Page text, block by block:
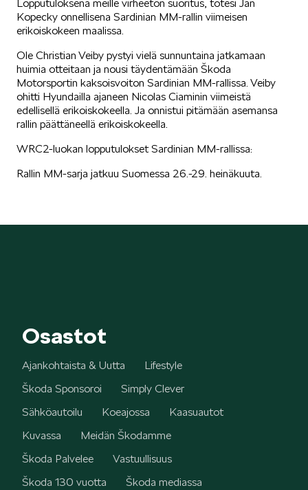
KLASSIKOT
RALLI
Mallit
OCTAVIA
Lopputuloksena meille virheetön suoritus, totesi Jan
Kopecky onnellisena Sardinian MM-rallin viimeisen
erikoiskokeen maalissa.
Ole Christian Veiby pystyi vielä sunnuntaina jatkamaan
huimia otteitaan ja nousi täydentämään Škoda
Motorsportin kaksoisvoiton Sardinian MM-rallissa. Veiby
ohitti Hyundailla ajaneen Nicolas Ciaminin viimeistä
edellisellä erikoiskokeella. Ja onnistui pitämään asemansa
rallin päättäneellä erikoiskokeella.
WRC2-luokan lopputulokset Sardinian MM-rallissa:
Rallin MM-sarja jatkuu Suomessa 26.-29. heinäkuuta.
Osastot
Ajankohtaista & Uutta
Lifestyle
Škoda Sponsoroi
Simply Clever
Sähköautoilu
Koeajossa
Kaasuautot
Kuvassa
Meidän Škodamme
Škoda Palvelee
Vastuullisuus
Škoda 130 vuotta
Škoda mediassa